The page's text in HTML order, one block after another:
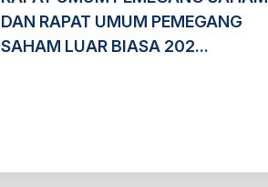
DAN RAPAT UMUM PEMEGANG
SAHAM LUAR BIASA 202...